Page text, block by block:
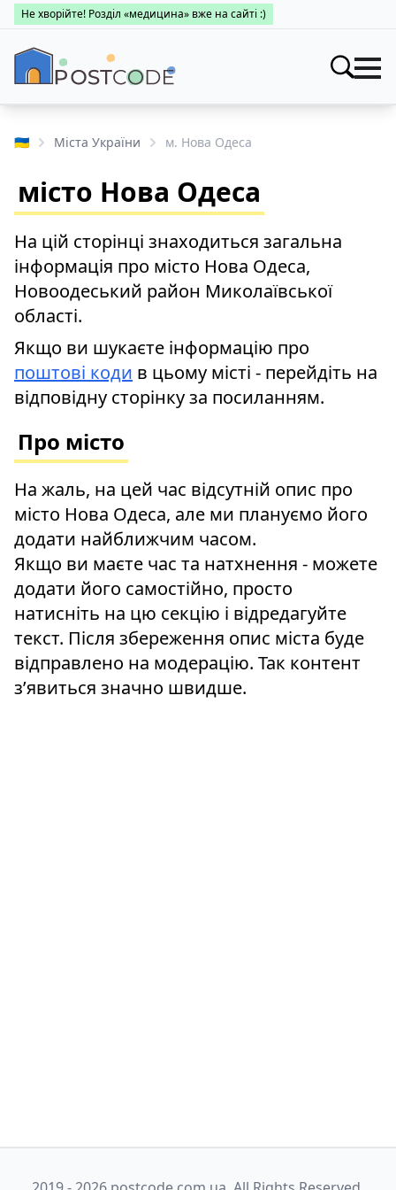
Не хворійте! Розділ «медицина» вже на сайті :)
Індекси
Пошук за областями
Про каталог
Міста України
Заклади
Про поштові індекси
Пошук за областями
Медицина
Про поштові індекси
Пошук за областями
👤 Особистий кабінет
🇺🇦 Міста України м. Нова Одеса
місто Нова Одеса
На цій сторінці знаходиться загальна
інформація про місто Нова Одеса,
Новоодеський район Миколаївської
області.
Якщо ви шукаєте інформацію про
поштові коди в цьому місті - перейдіть на
відповідну сторінку за посиланням.
Про місто
На жаль, на цей час відсутній опис про
місто Нова Одеса, але ми плануємо його
додати найближчим часом.
Якщо ви маєте час та натхнення - можете
додати його самостійно, просто
натисніть на цю секцію і відредагуйте
текст. Після збереження опис міста буде
відправлено на модерацію. Так контент
зʼявиться значно швидше.